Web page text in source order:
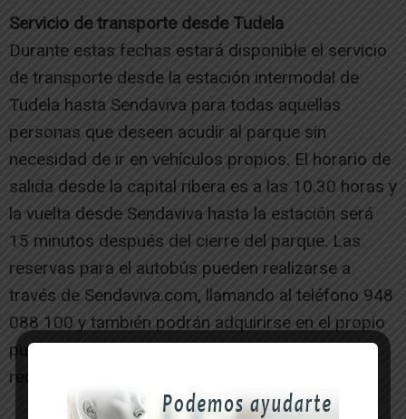
Servicio de transporte desde Tudela
Durante estas fechas estará disponible el servicio
de transporte desde la estación intermodal de
Tudela hasta Sendaviva para todas aquellas
personas que deseen acudir al parque sin
necesidad de ir en vehículos propios. El horario de
salida desde la capital ribera es a las 10.30 horas y
la vuelta desde Sendaviva hasta la estación será
15 minutos después del cierre del parque. Las
reservas para el autobús pueden realizarse a
través de Sendaviva.com, llamando al teléfono 948
088 100 y también podrán adquirirse en el propio
punto de salida del autobús, aunque se
recomienda realizar la reserva con anterioridad.